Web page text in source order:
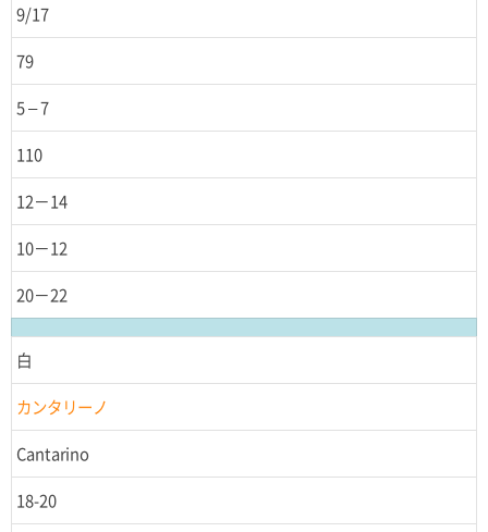
9/17
79
5 – 7
110
12－14
10－12
20－22
白
カンタリーノ
Cantarino
18-20